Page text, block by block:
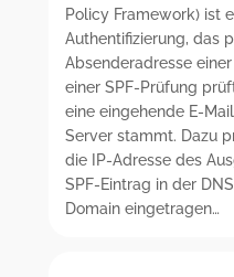
Policy Framework) ist
Authentifizierung, das
Absenderadresse
einer SPF-Prüfung
eine eingehende E-
Server stammt. Dazu
die IP-Adresse des
SPF-Eintrag in der
Domain eingetragen…